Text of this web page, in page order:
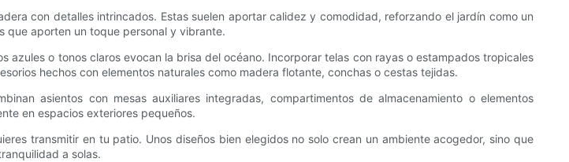
con detalles intrincados. Estas suelen aportar calidez y comodidad, reforzando el jardín como un
que aporten un toque personal y vibrante.
o tonos claros evocan la brisa del océano. Incorporar telas con rayas o estampados tropicales
hechos con elementos naturales como madera flotante, conchas o cestas tejidas.
asientos con mesas auxiliares integradas, compartimentos de almacenamiento o elementos
en espacios exteriores pequeños.
transmitir en tu patio. Unos diseños bien elegidos no solo crean un ambiente acogedor, sino que
a solas.